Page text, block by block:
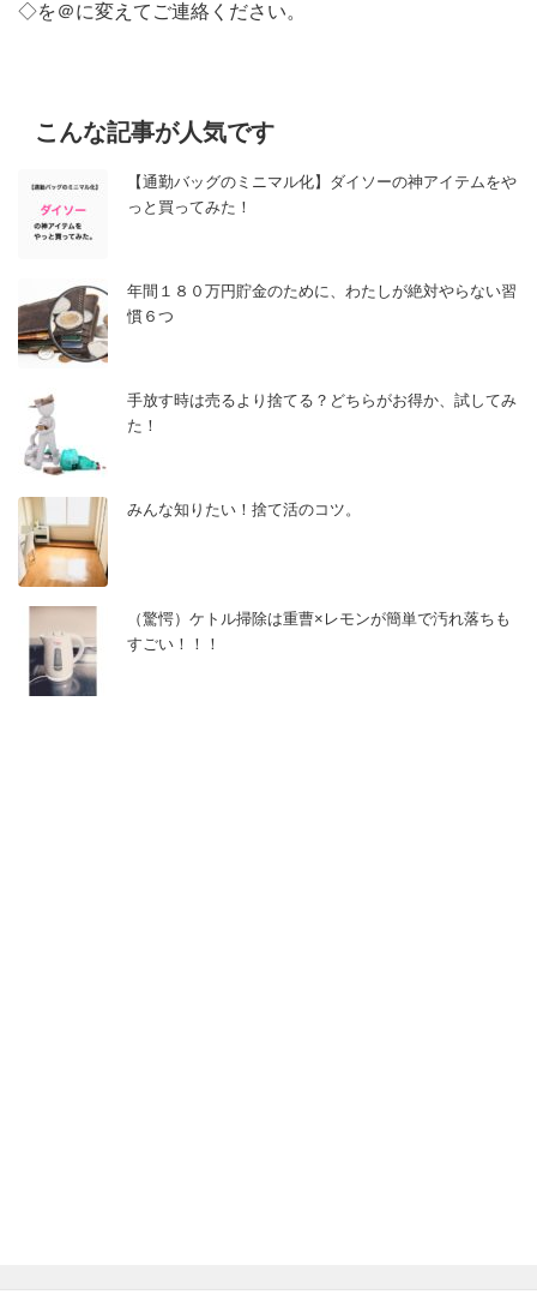
◇を＠に変えてご連絡ください。
こんな記事が人気です
【通勤バッグのミニマル化】ダイソーの神アイテムをや
っと買ってみた！
年間１８０万円貯金のために、わたしが絶対やらない習
慣６つ
手放す時は売るより捨てる？どちらがお得か、試してみ
た！
みんな知りたい！捨て活のコツ。
（驚愕）ケトル掃除は重曹×レモンが簡単で汚れ落ちも
すごい！！！